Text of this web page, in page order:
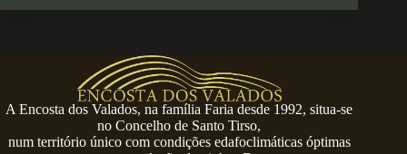
A Encosta dos Valados, na família Faria desde 1992, situa-se
no Concelho de Santo Tirso,
num território único com condições edafoclimáticas óptimas